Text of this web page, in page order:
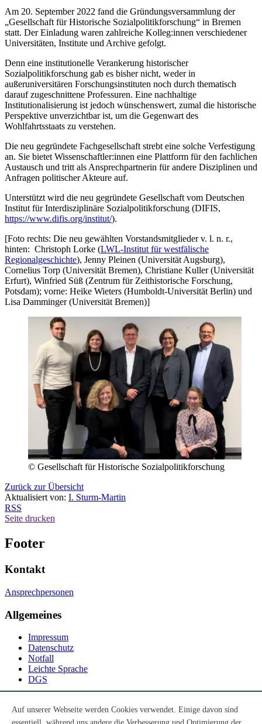
Am 20. September 2022 fand die Gründungsversammlung der
„Gesellschaft für Historische Sozialpolitikforschung“ in Bremen
statt. Der Einladung waren zahlreiche Kolleg:innen verschiedener
Universitäten, Institute und Archive gefolgt.
Denn eine institutionelle Verankerung historischer
Sozialpolitikforschung gab es bisher nicht, weder in
außeruniversitären Forschungsinstituten noch durch thematisch
darauf zugeschnittene Professuren. Eine nachhaltige
Institutionalisierung ist jedoch wünschenswert, zumal die historische
Perspektive unverzichtbar ist, um die Gegenwart des
Wohlfahrtsstaats zu verstehen.
Die neu gegründete Fachgesellschaft strebt eine solche Verfestigung
an. Sie bietet Wissenschaftler:innen eine Plattform für den fachlichen
Austausch und tritt als Ansprechpartnerin für andere Disziplinen und
Anfragen politischer Akteure auf.
Unterstützt wird die neu gegründete Gesellschaft vom Deutschen
Institut für Interdisziplinäre Sozialpolitikforschung (DIFIS,
https://www.difis.org/institut/).
[Foto rechts: Die neu gewählten Vorstandsmitglieder v. l. n. r.,
hinten: Christoph Lorke (LWL-Institut für westfälische
Regionalgeschichte), Jenny Pleinen (Universität Augsburg),
Cornelius Torp (Universität Bremen), Christiane Kuller (Universität
Erfurt), Winfried Süß (Zentrum für Zeithistorische Forschung,
Potsdam); vorne: Heike Wieters (Humboldt-Universität Berlin) und
Lisa Damminger (Universität Bremen)]
© Gesellschaft für Historische Sozialpolitikforschung
Zurück zur Übersicht
Aktualisiert von: I. Sturm-Martin
RSS
Seite drucken
Footer
Kontakt
Ansprechpersonen
Allgemeines
Impressum
Datenschutz
Notfall
Leichte Sprache
DGS
Auf unserer Webseite werden Cookies verwendet. Einige davon sind